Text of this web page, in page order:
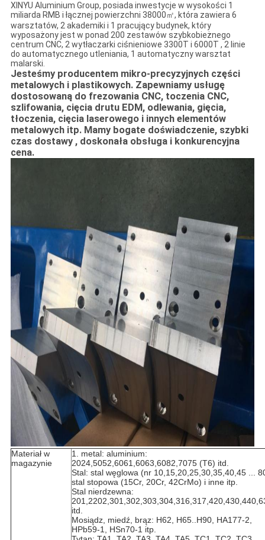
XINYU Aluminium Group, posiada inwestycje w wysokości 1
miliarda RMB i łącznej powierzchni 38000㎡, która zawiera 6
warsztatów, 2 akademiki i 1 pracujący budynek, który
wyposażony jest w ponad 200 zestawów szybkobieżnego
centrum CNC, 2 wytłaczarki ciśnieniowe 3300T i 6000T , 2 linie
do automatycznego utleniania, 1 automatyczny warsztat
malarski.
Jesteśmy producentem mikro-precyzyjnych części
metalowych i plastikowych. Zapewniamy usługę
dostosowaną do frezowania CNC, toczenia CNC,
szlifowania, cięcia drutu EDM, odlewania, gięcia,
tłoczenia, cięcia laserowego i innych elementów
metalowych itp. Mamy bogate doświadczenie, szybki
czas dostawy , doskonała obsługa i konkurencyjna
cena.
Materiał w
magazynie
1. metal: aluminium:
2024,5052,6061,6063,6082,7075 (T6) itd.
Stal: stal węglowa (nr 10,15,20,25,30,35,40,45 ...
stal stopowa (15Cr, 20Cr, 42CrMo) i inne itp.
Stal nierdzewna:
itd.
Mosiądz, miedź, brąz: H62, H65..H90, HA177-2,
HPb59-1, HSn70-1 itp.